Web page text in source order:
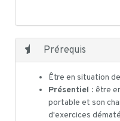
Prérequis
Être en situation
Présentiel : être
portable et son
d'exercices